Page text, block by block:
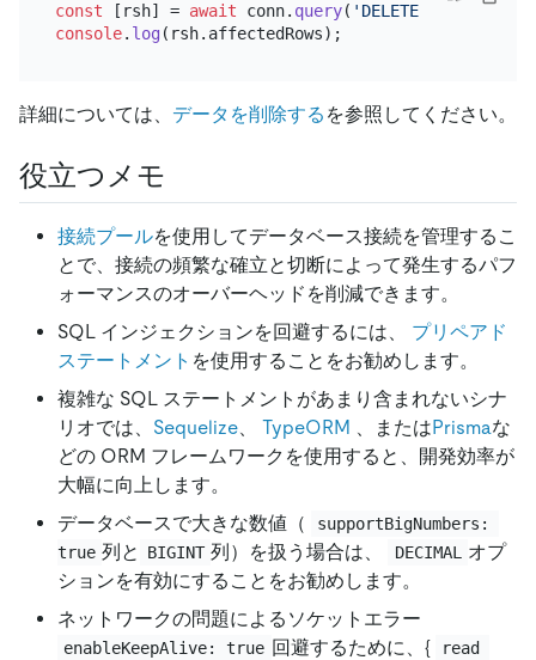
const [rsh] = await conn. query( 'DELETE FROM
console. log(rsh. affectedRows
詳細については、 データを削除する を参照してください。
役立つメモ
接続プールを使用してデータベース接続を管理するこ
とで、接続の頻繁な確立と切断によって発生するパフ
ォーマンスのオーバーヘッドを削減できます。
SQL インジェクションを回避するには、 プリペアド
ステートメント を使用することをお勧めします。
複雑な SQL ステートメントがあまり含まれないシナ
リオでは、 Sequelize、 TypeORM 、またはPrismaな
どの ORM フレームワークを使用すると、開発効率が
大幅に向上します。
データベースで大きな数値（
supportBigNumbers:
true 列と BIGINT 列）を扱う場合は、 DECIMAL
オプ
ションを有効にすることをお勧めします。
ネットワークの問題によるソケットエラー
enableKeepAlive: true 回避するために、{
read